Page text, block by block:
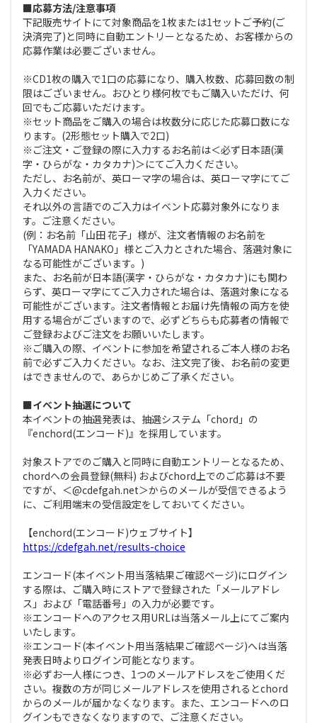
■応募方法/注意事項
下記販売サイトにて対象商品を1枚または1セットご予約(ご
決済完了)と同時に自動エントリーとなるため、お客様からの
応募作業は必要ございません。
※CD1枚の購入で1口の応募になり、購入枚数、応募回数の制
限はございません。おひとり様何枚でもご購入いただけ、何
回でもご応募いただけます。
※セット商品をご購入の場合は枚数分に応じた応募口数にな
ります。(2形態セット購入で2口)
※ご注文・ご登録の際に入力するお名前は＜必ず日本語(漢
字・ひらがな・カタカナ)＞にてご入力ください。
ただし、お名前が、英ローマ字の場合は、英ローマ字にてご
入力ください。
それ以外の言語でのご入力はイベント応募対象外になりま
す。ご注意ください。
(例：お名前「山田 花子」様が、注文者情報のお名前を
「YAMADA HANAKO」様とご入力とされた場合、落選対象に
なる可能性がございます。)
また、お名前が日本語(漢字・ひらがな・カタカナ)にも関わ
らず、英ローマ字にてご入力された場合は、落選対象になる
可能性がございます。注文者情報とお届け先情報の両方を使
用する場合がございますので、必ずどちらも応募者の情報で
ご登録およびご注文をお願いいたします。
※ご購入の際、イベントに参加を希望されるご本人様のお名
前で必ずご入力ください。なお、注文完了後、お名前の変更
はできませんので、あらかじめご了承ください。
■イベント抽選について
本イベントの抽選発表は、抽選システム「chord」の
『enchord(エンコード)』を採用しています。
対象ストアでのご購入と同時に自動エントリーとなるため、
chordへの会員登録(無料) およびchord上でのご応募は不要
ですが、＜@cdefgah.net＞からのメールが受信できるよう
に、ご利用端末の受信設定をしておいてください。
【enchord(エンコード)ウェブサイト】
https://cdefgah.net/results-choice
エンコード(本イベント用当落結果ご確認ページ)にログイン
する際は、ご購入時にストアで登録された「メールアドレ
ス」および「電話番号」の入力が必要です。
※エンコードへのアクセス用URLは当落メール上にてご案内
いたします。
※エンコード(本イベント用当落結果ご確認ページ)へは当落
発表日時よりログイン可能となります。
※必ずお一人様につき、1つのメールアドレスをご使用くだ
さい。複数の方が同じメールアドレスを使用されるとchord
からのメールが届かなくなります。また、エンコードへのロ
グインもできなくなりますので、ご注意ください。